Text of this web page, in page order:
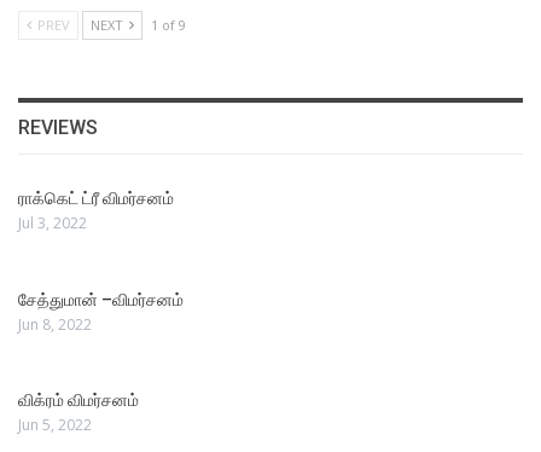
PREV NEXT 1 of 9
REVIEWS
ராக்கெட் ட்ரீ விமர்சனம்
Jul 3, 2022
சேத்துமான் –விமர்சனம்
Jun 8, 2022
விக்ரம் விமர்சனம்
Jun 5, 2022